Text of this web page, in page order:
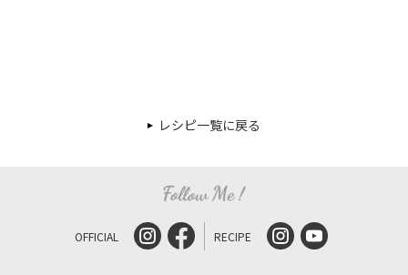
レシピ一覧に戻る
OFFICIAL RECIPE